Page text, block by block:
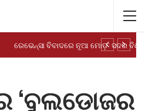
‘ବୁଲଡୋଜର